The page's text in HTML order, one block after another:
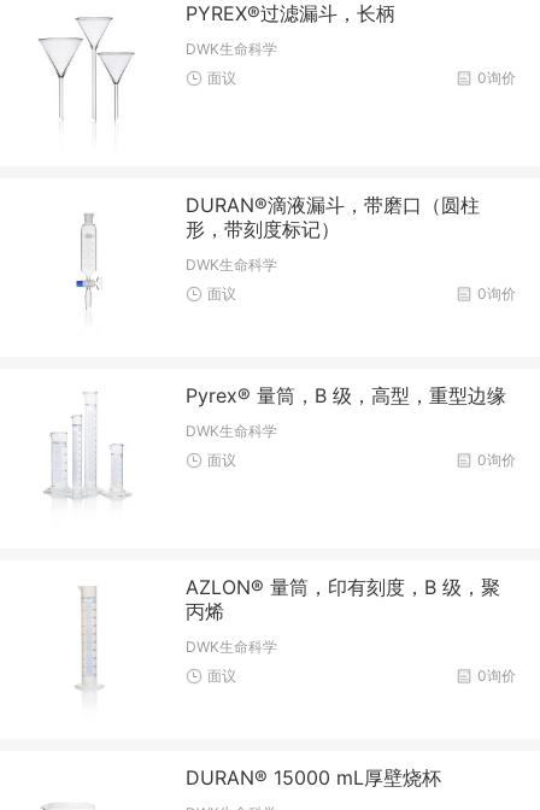
PYREX®过滤漏斗，长柄
DWK生命科学
0询价
面议
DURAN®滴液漏斗，带磨口（圆柱
形，带刻度标记）
DWK生命科学
0询价
面议
Pyrex® 量筒，B 级，高型，重型边缘
DWK生命科学
0询价
面议
AZLON® 量筒，印有刻度，B 级，聚
丙烯
DWK生命科学
0询价
面议
DURAN® 15000 mL厚壁烧杯